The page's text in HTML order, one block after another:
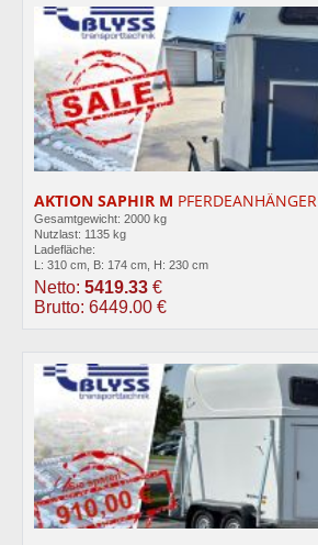
AKTION SAPHIR M PFERDEANHÄNGER
Gesamtgewicht: 2000 kg
Nutzlast: 1135 kg
Ladefläche:
L: 310 cm, B: 174 cm, H: 230 cm
Netto: 5419.33 €
Brutto: 6449.00 €